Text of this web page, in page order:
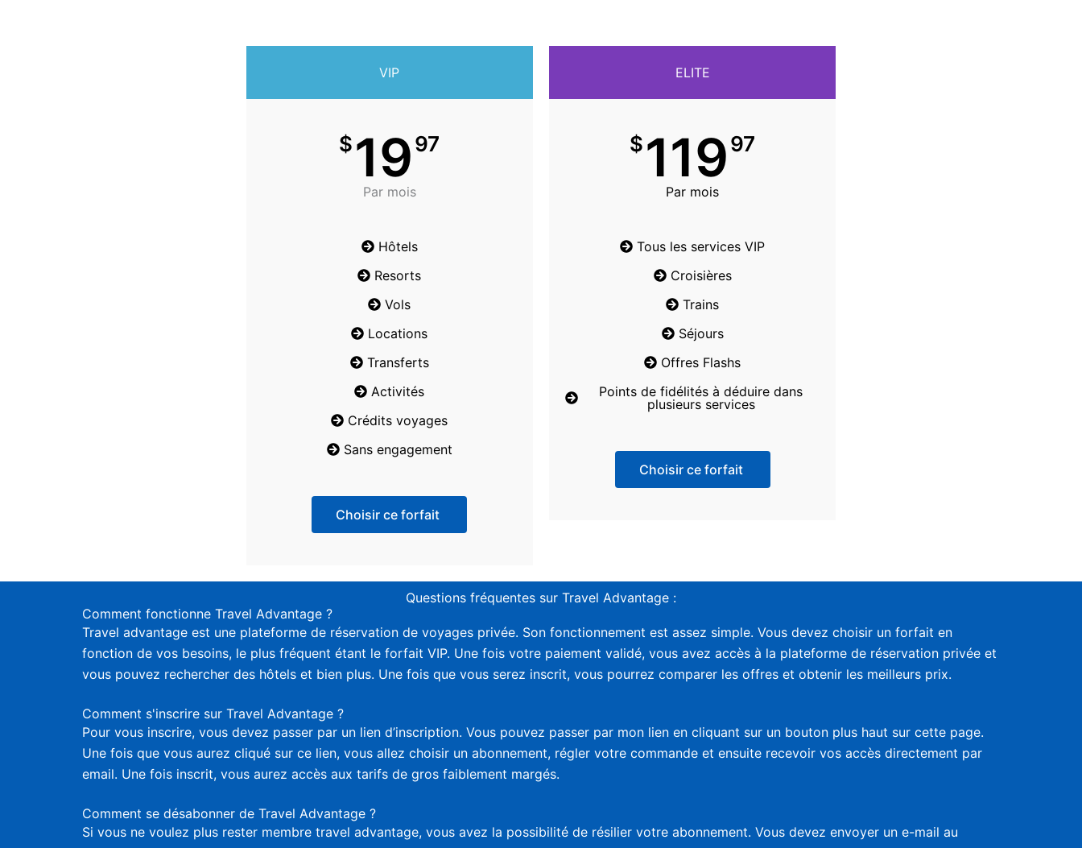
VIP
$1997
Par mois
Hôtels
Resorts
Vols
Locations
Transferts
Activités
Crédits voyages
Sans engagement
Choisir ce forfait
ELITE
$11997
Par mois
Tous les services VIP
Croisières
Trains
Séjours
Offres Flashs
Points de fidélités à déduire dans
plusieurs services
Choisir ce forfait
Questions fréquentes sur Travel Advantage :
Comment fonctionne Travel Advantage ?
Travel advantage est une plateforme de réservation de voyages privée. Son fonctionnement est assez simple. Vous devez choisir un forfait en
fonction de vos besoins, le plus fréquent étant le forfait VIP. Une fois votre paiement validé, vous avez accès à la plateforme de réservation privée et
vous pouvez rechercher des hôtels et bien plus. Une fois que vous serez inscrit, vous pourrez comparer les offres et obtenir les meilleurs prix.
Comment s'inscrire sur Travel Advantage ?
Pour vous inscrire, vous devez passer par un lien d’inscription. Vous pouvez passer par mon lien en cliquant sur un bouton plus haut sur cette page.
Une fois que vous aurez cliqué sur ce lien, vous allez choisir un abonnement, régler votre commande et ensuite recevoir vos accès directement par
email. Une fois inscrit, vous aurez accès aux tarifs de gros faiblement margés.
Comment se désabonner de Travel Advantage ?
Si vous ne voulez plus rester membre travel advantage, vous avez la possibilité de résilier votre abonnement. Vous devez envoyer un e-mail au